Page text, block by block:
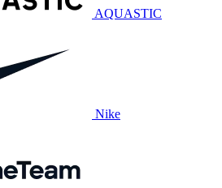
AQUASTIC
Nike